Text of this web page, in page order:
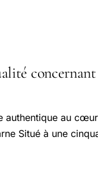
authentique au
Situé à une